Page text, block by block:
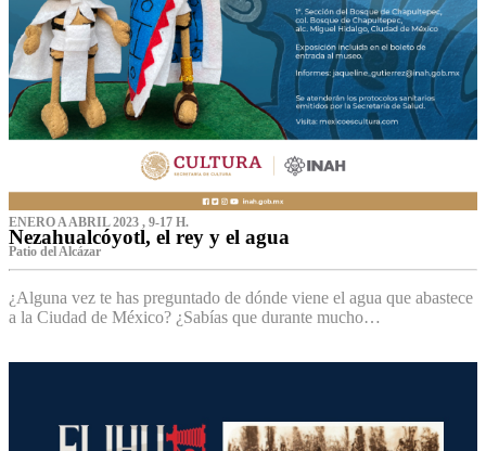
ENERO A ABRIL 2023 , 9-17 H.
Nezahualcóyotl, el rey y el agua
Patio del Alcázar
¿Alguna vez te has preguntado de dónde viene el agua que abastece
a la Ciudad de México? ¿Sabías que durante mucho…